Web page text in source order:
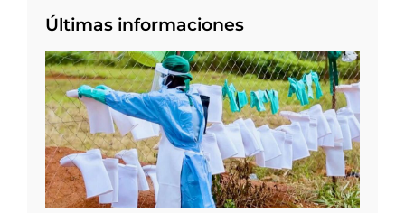
Últimas informaciones